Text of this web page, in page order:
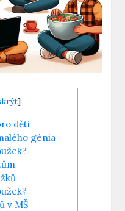
]
děti
génia
v MŠ